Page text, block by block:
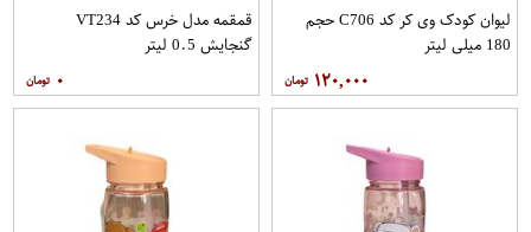
لیوان کودک وی کر کد C706 حجم
180 میلی لیتر
۱۲۰,۰۰۰
قمقمه مدل خرس کد VT234
گنجایش 0.5 لیتر
۰